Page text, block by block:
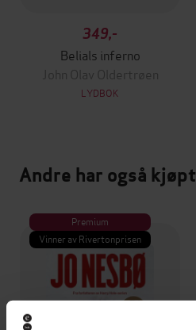
349,-
Belials inferno
John Olav Oldertrøen
LYDBOK
Andre har også kjøpt
Premium
Vinner av Rivertonprisen